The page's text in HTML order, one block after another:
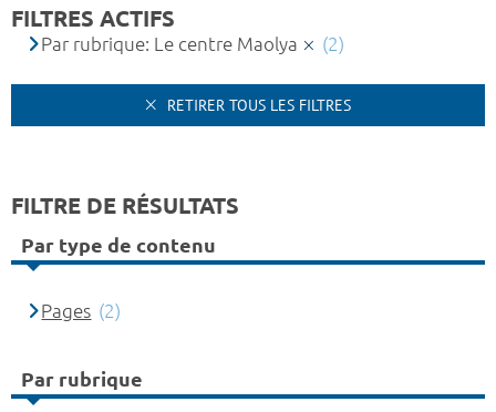
FILTRES ACTIFS
Par rubrique: Le centre Maolya (2)
RETIRER TOUS LES FILTRES
FILTRE DE RÉSULTATS
Par type de contenu
Pages (2)
Par rubrique